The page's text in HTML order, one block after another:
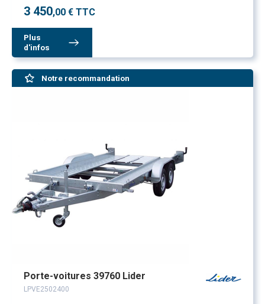
3 450,00 € TTC
Plus
d'infos
Notre recommandation
Porte-voitures 39760 Lider
LPVE2502400